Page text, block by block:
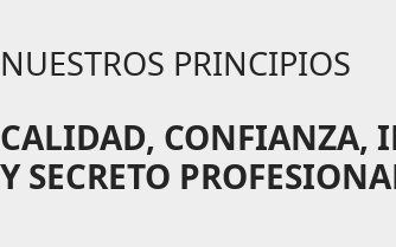
NUESTROS PRINCIPIOS
CALIDAD, CONFIANZA,
Y SECRETO